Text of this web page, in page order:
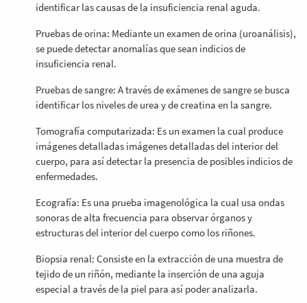
identificar las causas de la insuficiencia renal aguda.
Pruebas de orina: Mediante un examen de orina (uroanálisis),
se puede detectar anomalías que sean indicios de
insuficiencia renal.
Pruebas de sangre: A través de exámenes de sangre se busca
identificar los niveles de urea y de creatina en la sangre.
Tomografía computarizada: Es un examen la cual produce
imágenes detalladas imágenes detalladas del interior del
cuerpo, para así detectar la presencia de posibles indicios de
enfermedades.
Ecografía: Es una prueba imagenológica la cual usa ondas
sonoras de alta frecuencia para observar órganos y
estructuras del interior del cuerpo como los riñones.
Biopsia renal: Consiste en la extracción de una muestra de
tejido de un riñón, mediante la inserción de una aguja
especial a través de la piel para así poder analizarla.